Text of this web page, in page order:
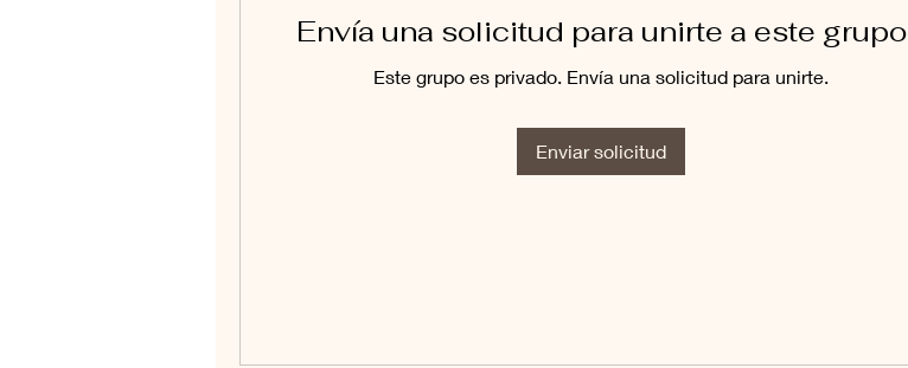
Envía una solicitud para unirte a este grupo
Este grupo es privado. Envía una solicitud para unirte.
Enviar solicitud